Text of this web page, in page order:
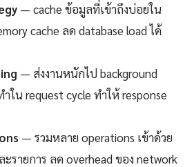
— cache ข้อมูลที่เข้าถึงบ่อยใน
cache ลด database load ได้
— ส่งงานหนักไป background
ใน request cycle ทำให้ response
— รวมหลาย operations เข้าด้วย
รายการ ลด overhead ของ network